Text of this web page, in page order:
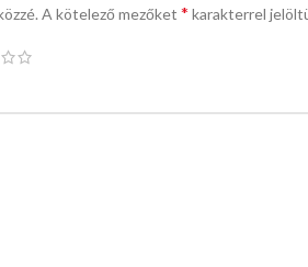
A kötelező mezőket * karakterrel